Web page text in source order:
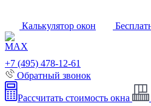
Калькулятор окон
+7 (495) 478-12-61
Обратный звонок
Рассчитать стоимость окна